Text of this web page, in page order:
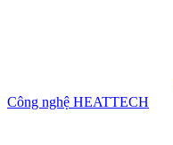
Công nghệ HEATTECH